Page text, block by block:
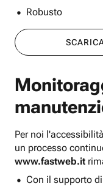
Robusto
Per noi
un processo
www.fastweb.it
Con il supporto